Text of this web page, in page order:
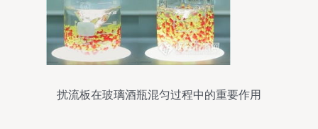
扰流板在玻璃酒瓶混匀过程中的重要作用